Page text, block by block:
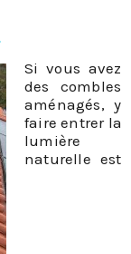
Si vous avez
des combles
aménagés, y
faire entrer la
lumière
naturelle est